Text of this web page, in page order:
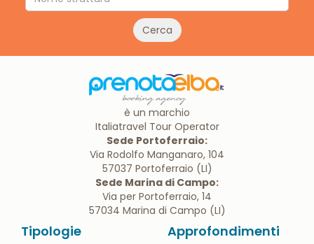
Cerca
è un marchio
Italiatravel Tour Operator
Sede Portoferraio:
Via Rodolfo Manganaro, 104
57037 Portoferraio (LI)
Sede Marina di Campo:
Via per Portoferraio, 14
57034 Marina di Campo (LI)
Tipologie Approfondimenti